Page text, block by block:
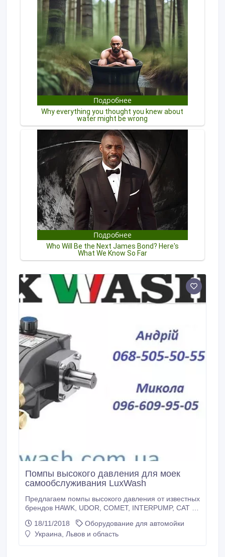
Помпы высокого давления для моек
самообслуживания LuxWash
Предлагаем помпы высокого давления от известных
брендов HAWK, UDOR, COMET, INTERPUMP, CAT а
ценам. Наша компания - один из крупнейших
поставщиков для автосервисов и автомоек.
18/11/2018
Оборудование для автомойки
Украина, Львов и область